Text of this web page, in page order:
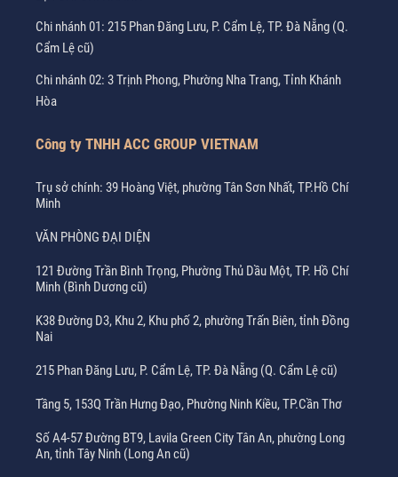
Chi nhánh 01: 215 Phan Đăng Lưu, P. Cẩm Lệ, TP. Đà Nẵng (Q.
Cẩm Lệ cũ)
Chi nhánh 02: 3 Trịnh Phong, Phường Nha Trang, Tỉnh Khánh
Hòa
Công ty TNHH ACC GROUP VIETNAM
Trụ sở chính: 39 Hoàng Việt, phường Tân Sơn Nhất, TP.Hồ Chí
Minh
VĂN PHÒNG ĐẠI DIỆN
121 Đường Trần Bình Trọng, Phường Thủ Dầu Một, TP. Hồ Chí
Minh (Bình Dương cũ)
K38 Đường D3, Khu 2, Khu phố 2, phường Trấn Biên, tỉnh Đồng
Nai
215 Phan Đăng Lưu, P. Cẩm Lệ, TP. Đà Nẵng (Q. Cẩm Lệ cũ)
Tầng 5, 153Q Trần Hưng Đạo, Phường Ninh Kiều, TP.Cần Thơ
Số A4-57 Đường BT9, Lavila Green City Tân An, phường Long
An, tỉnh Tây Ninh (Long An cũ)